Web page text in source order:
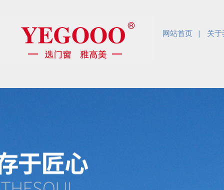
网站首页 关于